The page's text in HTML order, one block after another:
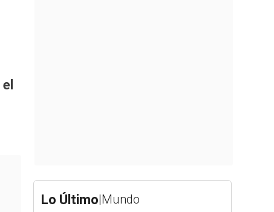
el
Lo Último|Mundo